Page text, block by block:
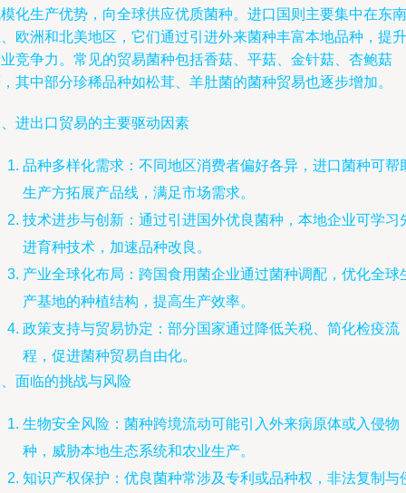
化生产优势，向全球供应优质菌种。进口国则主要集中在东南
欧洲和北美地区，它们通过引进外来菌种丰富本地品种，提升
竞争力。常见的贸易菌种包括香菇、平菇、金针菇、杏鲍菇
其中部分珍稀品种如松茸、羊肚菌的菌种贸易也逐步增加。
进出口贸易的主要驱动因素
品种多样化需求：不同地区消费者偏好各异，进口菌种可帮
生产方拓展产品线，满足市场需求。
技术进步与创新：通过引进国外优良菌种，本地企业可学习
进育种技术，加速品种改良。
产业全球化布局：跨国食用菌企业通过菌种调配，优化全球
产基地的种植结构，提高生产效率。
政策支持与贸易协定：部分国家通过降低关税、简化检疫流
程，促进菌种贸易自由化。
面临的挑战与风险
生物安全风险：菌种跨境流动可能引入外来病原体或入侵物
种，威胁本地生态系统和农业生产。
知识产权保护：优良菌种常涉及专利或品种权，非法复制与